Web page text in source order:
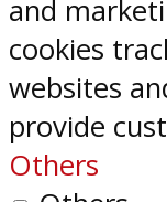
and
cookies
websites
provide
Others